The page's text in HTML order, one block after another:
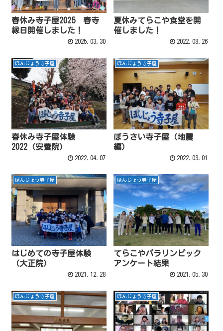
春休み寺子屋2025 春寺
縁日開催しました！
2025.03.30
夏休みてらこや食堂を開
催しました！
2022.08.26
ほんじょう寺子屋
春休み寺子屋体験
2022（安養院）
2022.04.07
ほんじょう寺子屋
ぼうさい寺子屋（地震
編）
2022.03.01
ほんじょう寺子屋
はじめての寺子屋体験
（大正院）
2021.12.28
ほんじょう寺子屋
てらこやパラリンピック
アンケート結果
2021.05.30
ほんじょう寺子屋 ほんじょう寺子屋